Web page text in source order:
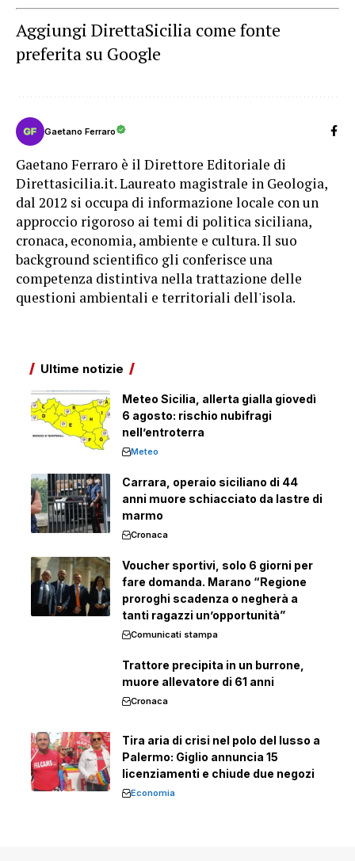
Aggiungi DirettaSicilia come fonte
preferita su Google
Gaetano Ferraro
Gaetano Ferraro è il Direttore Editoriale di
Direttasicilia.it. Laureato magistrale in Geologia,
dal 2012 si occupa di informazione locale con un
approccio rigoroso ai temi di politica siciliana,
cronaca, economia, ambiente e cultura. Il suo
background scientifico gli conferisce una
competenza distintiva nella trattazione delle
questioni ambientali e territoriali dell'isola.
Ultime notizie
Meteo Sicilia, allerta gialla giovedì
6 agosto: rischio nubifragi
nell’entroterra
Meteo
Carrara, operaio siciliano di 44
anni muore schiacciato da lastre di
marmo
Cronaca
Voucher sportivi, solo 6 giorni per
fare domanda. Marano “Regione
proroghi scadenza o negherà a
tanti ragazzi un’opportunità”
Comunicati stampa
Trattore precipita in un burrone,
muore allevatore di 61 anni
Cronaca
Tira aria di crisi nel polo del lusso a
Palermo: Giglio annuncia 15
licenziamenti e chiude due negozi
Economia